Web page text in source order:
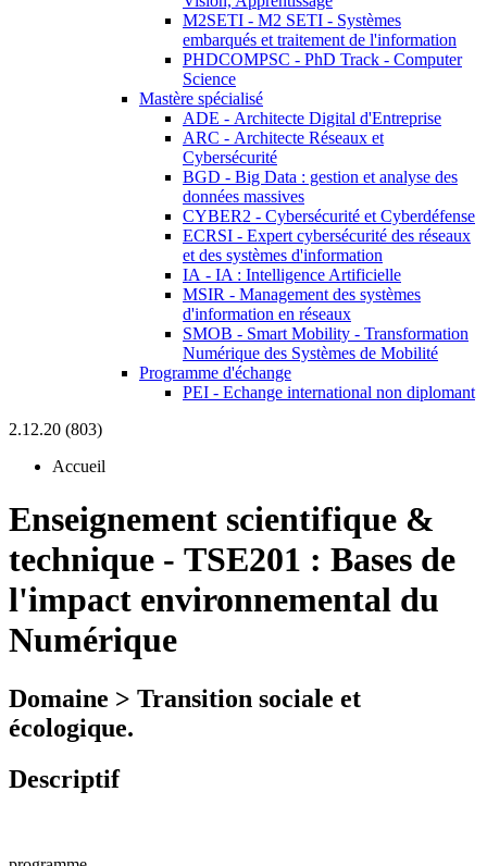
M2SETI - M2 SETI - Systèmes
embarqués et traitement de l'information
PHDCOMPSC - PhD Track - Computer
Science
Mastère spécialisé
ADE - Architecte Digital d'Entreprise
ARC - Architecte Réseaux et
Cybersécurité
BGD - Big Data : gestion et analyse des
données massives
CYBER2 - Cybersécurité et Cyberdéfense
ECRSI - Expert cybersécurité des réseaux
et des systèmes d'information
IA - IA : Intelligence Artificielle
MSIR - Management des systèmes
d'information en réseaux
SMOB - Smart Mobility - Transformation
Numérique des Systèmes de Mobilité
Programme d'échange
PEI - Echange international non diplomant
2.12.20 (803)
Accueil
Enseignement scientifique &
technique - TSE201 : Bases de
l'impact environnemental du
Numérique
Domaine > Transition sociale et
écologique.
Descriptif